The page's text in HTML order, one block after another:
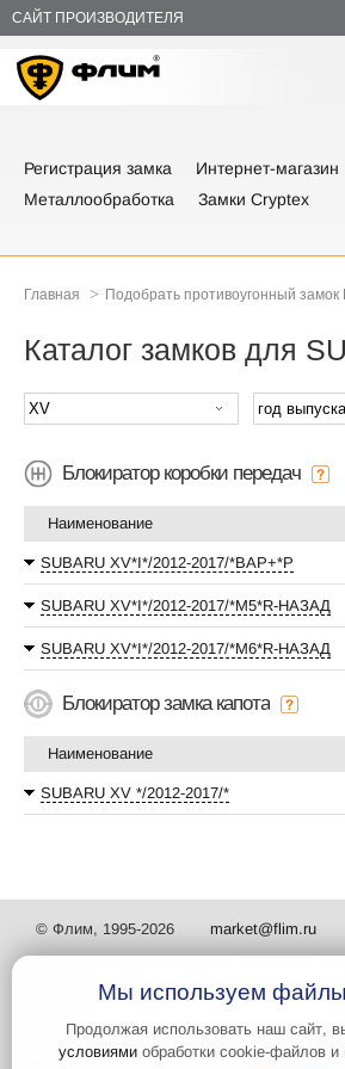
САЙТ ПРОИЗВОДИТЕЛЯ
Регистрация замка
Интернет-магазин
Металлообработка
Замки Cryptex
Главная > Подобрать противоугонный замок
Каталог замков для
Блокиратор коробки передач
Наименование
SUBARU XV*I*/2012-2017/*ВАР+*P
SUBARU XV*I*/2012-2017/*М5*R-НАЗАД
SUBARU XV*I*/2012-2017/*М6*R-НАЗАД
Блокиратор замка капота
Наименование
SUBARU XV */2012-2017/*
© Флим, 1995-2026 market@flim.ru
Мы используем
Продолжая использовать наш сайт,
условиями обработки cookie-файлов и